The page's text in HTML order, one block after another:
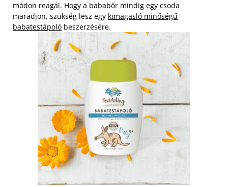
módon reagál. Hogy a bababőr mindig egy csoda
maradjon, szükség lesz egy kimagasló minőségű
babatestápoló beszerzésére.